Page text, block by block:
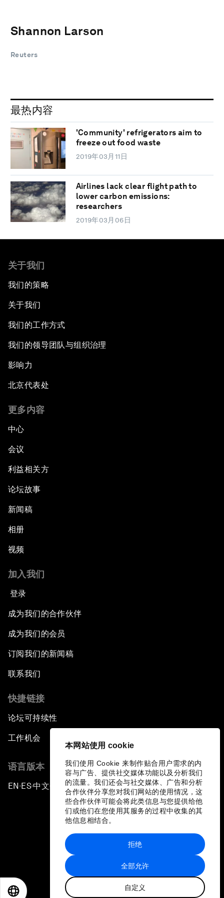
本网站使用 cookie
我们使用 Cookie 来制作贴合用户需求的内
容与广告、提供社交媒体功能以及分析我们
的流量。我们还会与社交媒体、广告和分析
合作伙伴分享您对我们网站的使用情况，这
些合作伙伴可能会将此类信息与您提供给他
们或他们在您使用其服务的过程中收集的其
他信息相结合。
全部允许
自定义
拒绝
Shannon Larson
Reuters
最热内容
'Community' refrigerators aim to
freeze out food waste
2019年03月11日
Airlines lack clear flight path to
lower carbon emissions:
researchers
2019年03月06日
关于我们
我们的策略
关于我们
我们的工作方式
我们的领导团队与组织治理
影响力
北京代表处
更多内容
中心
会议
利益相关方
论坛故事
新闻稿
相册
视频
加入我们
登录
成为我们的合作伙伴
成为我们的会员
订阅我们的新闻稿
联系我们
快捷链接
论坛可持续性
工作机会
语言版本
EN ▪ES▪中文▪ 日本語
站点地图
世界经济论坛